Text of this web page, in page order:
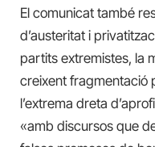
El comunicat també
d’austeritat i
partits extremistes, la
creixent fragmentació
l’extrema dreta
«amb discursos que